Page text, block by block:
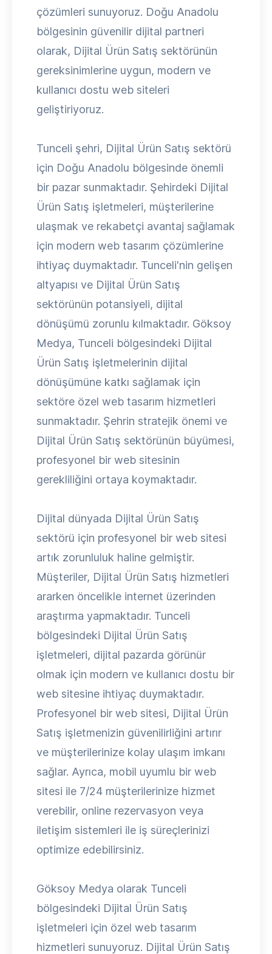
çözümleri sunuyoruz. Doğu Anadolu
bölgesinin güvenilir dijital partneri
olarak, Dijital Ürün Satış sektörünün
gereksinimlerine uygun, modern ve
kullanıcı dostu web siteleri
geliştiriyoruz.
Tunceli şehri, Dijital Ürün Satış sektörü
için Doğu Anadolu bölgesinde önemli
bir pazar sunmaktadır. Şehirdeki Dijital
Ürün Satış işletmeleri, müşterilerine
ulaşmak ve rekabetçi avantaj sağlamak
için modern web tasarım çözümlerine
ihtiyaç duymaktadır. Tunceli'nin gelişen
altyapısı ve Dijital Ürün Satış
sektörünün potansiyeli, dijital
dönüşümü zorunlu kılmaktadır. Göksoy
Medya, Tunceli bölgesindeki Dijital
Ürün Satış işletmelerinin dijital
dönüşümüne katkı sağlamak için
sektöre özel web tasarım hizmetleri
sunmaktadır. Şehrin stratejik önemi ve
Dijital Ürün Satış sektörünün büyümesi,
profesyonel bir web sitesinin
gerekliliğini ortaya koymaktadır.
Dijital dünyada Dijital Ürün Satış
sektörü için profesyonel bir web sitesi
artık zorunluluk haline gelmiştir.
Müşteriler, Dijital Ürün Satış hizmetleri
ararken öncelikle internet üzerinden
araştırma yapmaktadır. Tunceli
bölgesindeki Dijital Ürün Satış
işletmeleri, dijital pazarda görünür
olmak için modern ve kullanıcı dostu bir
web sitesine ihtiyaç duymaktadır.
Profesyonel bir web sitesi, Dijital Ürün
Satış işletmenizin güvenilirliğini artırır
ve müşterilerinize kolay ulaşım imkanı
sağlar. Ayrıca, mobil uyumlu bir web
sitesi ile 7/24 müşterilerinize hizmet
verebilir, online rezervasyon veya
iletişim sistemleri ile iş süreçlerinizi
optimize edebilirsiniz.
Göksoy Medya olarak Tunceli
bölgesindeki Dijital Ürün Satış
işletmeleri için özel web tasarım
hizmetleri sunuyoruz. Dijital Ürün Satış